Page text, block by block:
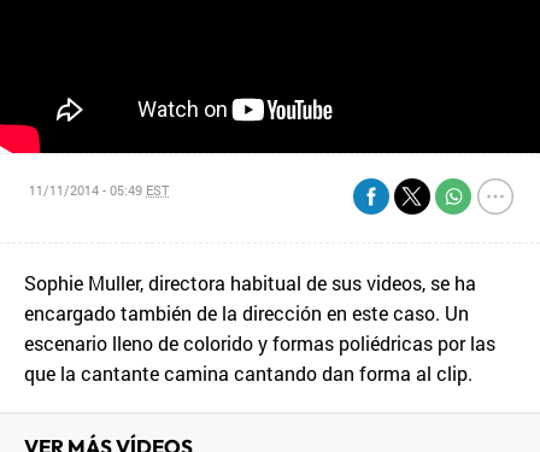
11/11/2014 - 05:49 EST
Sophie Muller, directora habitual de sus videos, se ha
encargado también de la dirección en este caso. Un
escenario lleno de colorido y formas poliédricas por las
que la cantante camina cantando dan forma al clip.
VER MÁS VÍDEOS